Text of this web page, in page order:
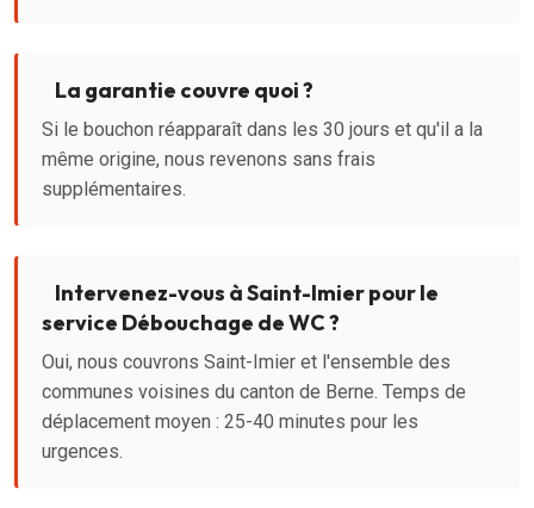
La garantie couvre quoi ?
Si le bouchon réapparaît dans les 30 jours et qu'il a la
même origine, nous revenons sans frais
supplémentaires.
Intervenez-vous à Saint-Imier pour le
service Débouchage de WC ?
Oui, nous couvrons Saint-Imier et l'ensemble des
communes voisines du canton de Berne. Temps de
déplacement moyen : 25-40 minutes pour les
urgences.